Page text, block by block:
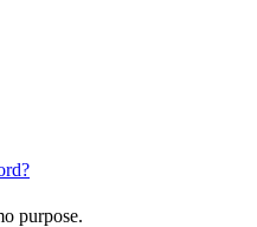
purpose.